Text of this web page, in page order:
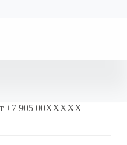
+7 905 00XXXXX